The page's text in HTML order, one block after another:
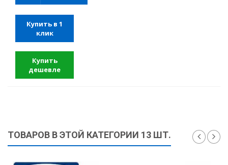
Купить в 1
клик
Купить
дешевле
ТОВАРОВ В ЭТОЙ КАТЕГОРИИ 13 ШТ.